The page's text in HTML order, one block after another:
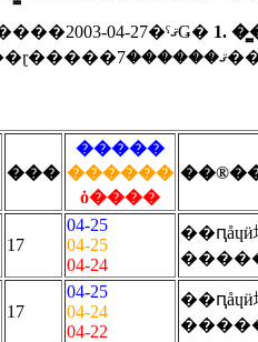
2003-04-21��꺣����2003-04-27�ˤޤǤ� 1.
���
�����
������
ȯ����
17
04-25
04-25
04-24
��ԥåɥӥ
17
04-25
04-24
04-22
��ԥåɥӥ